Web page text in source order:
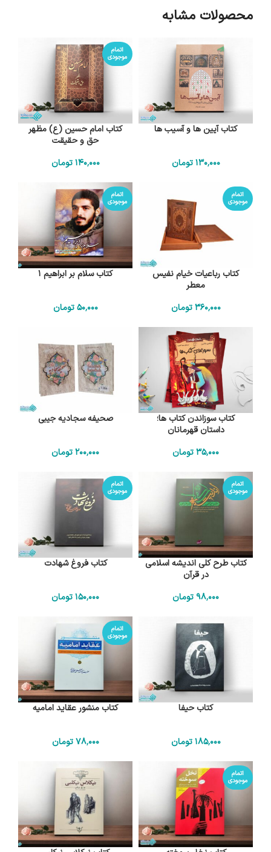
محصولات مشابه
کتاب آیین ها و آسیب ها
130٬000 تومان
اتمام
موجودی
کتاب امام حسین (ع) مظهر
حق و حقیقت
140٬000 تومان
اتمام
موجودی
کتاب رباعیات خیام نفیس
معطر
360٬000 تومان
اتمام
موجودی
کتاب سلام بر ابراهیم 1
50٬000 تومان
کتاب سوزاندن کتاب ها؛
داستان قهرمانان
35٬000تومان
صحیفه سجادیه جیبی
200٬000تومان
اتمام
موجودی
کتاب طرح کلی اندیشه اسلامی
در قرآن
98٬000تومان
اتمام
موجودی
کتاب فروغ شهادت
150٬000تومان
کتاب حیفا
185٬000 تومان
اتمام
موجودی
کتاب منشور عقاید امامیه
78٬000 تومان
اتمام
موجودی